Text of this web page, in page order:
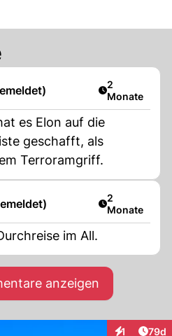
Artikel
2
Monate
es Elon auf die
geschafft, als
Terroramgriff.
Artikel
2
Monate
im All.
anzeigen
1 79d